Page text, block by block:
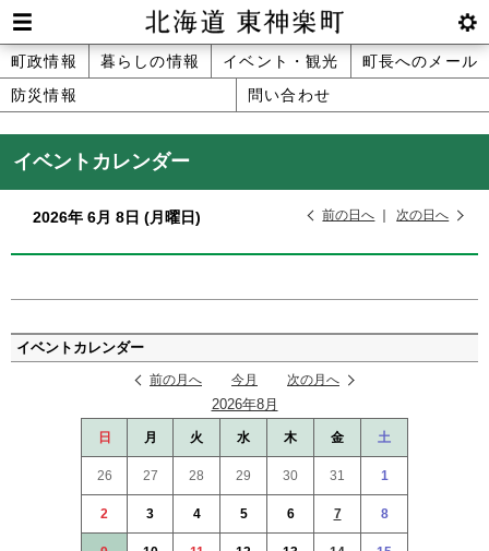
本
文
へ
メ
Men
u
btnS
ettin
北海道 東神楽町 Hokkaido
メ
ニ
ュ
町政情報 暮らしの情報 イベント・観光
町長へのメール
防災情報
問い合わせ
イベントカレンダー
2026年 6月 8日 (月 曜日) 前の日へ 次の日へ
ー
ジ
イベントカレンダー
前の月へ 今月 次の月へ
2026年8月
日 月 火 水 木 金 土
26 27 28 29 30 31 1
2 3 4 5 6 7 8